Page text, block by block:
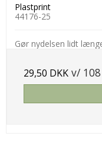
Plastprint
44176-25
Gør nydelsen lidt
29,50 DKK v/